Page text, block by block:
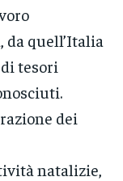
da quell’Italia
tesori
dei
natalizie,